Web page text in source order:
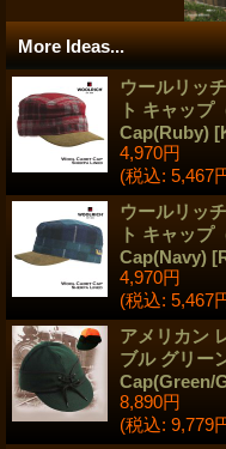
More Ideas...
ウールリッ
ト キャップ
Cap(Ruby) [
4,970円
(税込: 5,467
ウールリッ
ト キャップ
Cap(Navy) [
4,970円
(税込: 5,467
アメリカン
ブル グリー
Cap(Green/
8,890円
(税込: 9,779